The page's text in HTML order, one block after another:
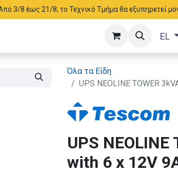
3/8 έως 21/8, το Τεχνικό Τμήμα θα εξυπηρετεί
EL
Όλα τα Είδη
UPS NEOLINE TOWER
UPS
with 6 x 12V